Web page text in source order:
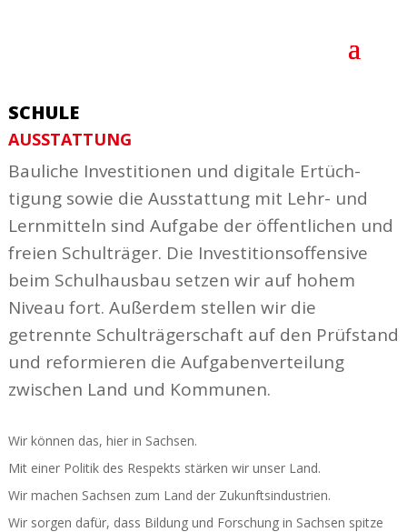
SCHULE
AUSSTATTUNG
Bauliche Inves­ti­tionen und digitale Ertüch­
tigung sowie die Ausstattung mit Lehr- und
Lern­mitteln sind Aufgabe der öffent­lichen und
freien Schul­träger. Die Inves­ti­ti­ons­of­fensive
beim Schul­hausbau setzen wir auf hohem
Niveau fort. Außerdem stellen wir die
getrennte Schul­trä­ger­schaft auf den Prüf­stand
und refor­mieren die Aufga­ben­ver­teilung
zwischen Land und Kommunen.
Wir können das, hier in Sachsen.
Mit einer Politik des Respekts stärken wir unser Land.
Wir machen Sachsen zum Land der Zukunfts­in­dus­trien.
Wir sorgen dafür, dass Bildung und Forschung in Sachsen spitze